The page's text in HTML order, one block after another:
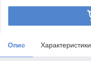
Опис Характеристики